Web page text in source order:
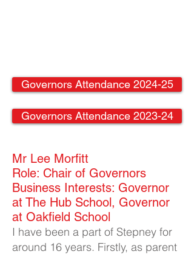
Governors Attendance 2024-25
Governors Attendance 2023-24
Mr Lee Morfitt​
Role: Chair of Governors
Business Interests: Governor
at The Hub School, Governor
at Oakfield School
I have been a part of Stepney for
around 16 years. Firstly, as parent